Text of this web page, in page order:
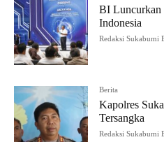
BI Luncurkan
Indonesia
Redaksi Sukabumi
Berita
Kapolres
Tersangka
Redaksi Sukabumi